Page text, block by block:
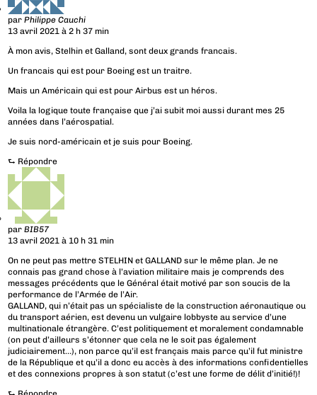
parPhilippe Cauchi
13 avril 2021 à 2 h 37 min
À mon avis, Stelhin et Galland, sont deux grands francais.
Un francais qui est pour Boeing est un traitre.
Mais un Américain qui est pour Airbus est un héros.
Voila la logique toute française que j’ai subit moi aussi durant mes 25
années dans l’aérospatial.
Je suis nord-américain et je suis pour Boeing.
⮑ Répondre
parBIB57
13 avril 2021 à 10 h 31 min
On ne peut pas mettre STELHIN et GALLAND sur le même plan. Je ne
connais pas grand chose à l’aviation militaire mais je comprends des
messages précédents que le Général était motivé par son soucis de la
performance de l’Armée de l’Air.
GALLAND, qui n’était pas un spécialiste de la construction aéronautique ou
du transport aérien, est devenu un vulgaire lobbyste au service d’une
multinationale étrangère. C’est politiquement et moralement condamnable
(on peut d’ailleurs s’étonner que cela ne le soit pas également
judiciairement…), non parce qu’il est français mais parce qu’il fut ministre
de la République et qu’il a donc eu accès à des informations confidentielles
et des connexions propres à son statut (c’est une forme de délit d’initié!)!